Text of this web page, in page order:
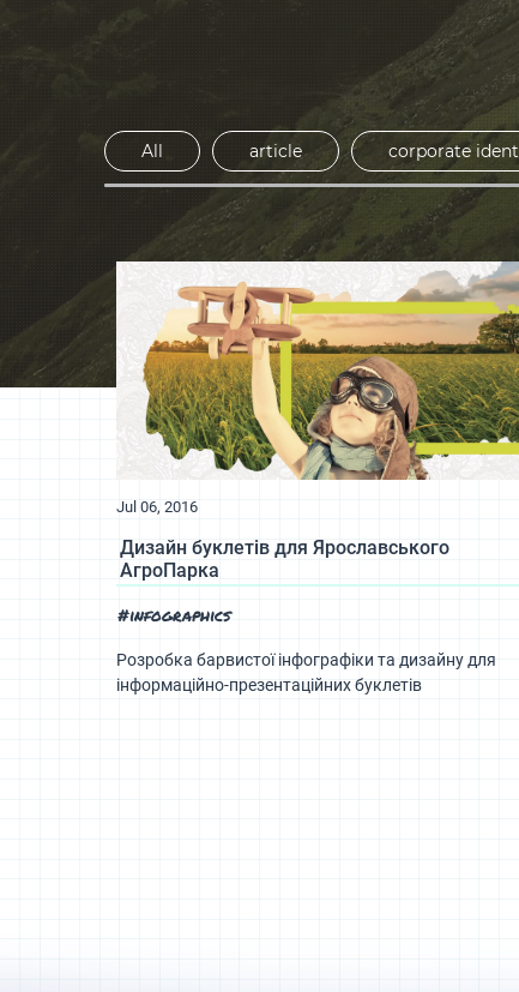
All article corporate
Jul 06, 2016
Дизайн буклетів для Ярославського
АгроПарка
#infographics
Розробка барвистої інфографіки та дизайну для
інформаційно-презентаційних буклетів